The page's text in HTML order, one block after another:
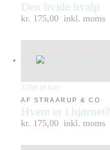
Den hvide hvalp
kr. 175,00 inkl. moms
Tilføj til kurv
AF STRAARUP & CO
Hvem er i hjørnet?
kr. 175,00 inkl. moms